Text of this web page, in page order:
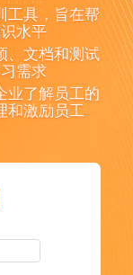
工具，旨在帮
水平
、文档和测试
需求
业了解员工的
和激励员工